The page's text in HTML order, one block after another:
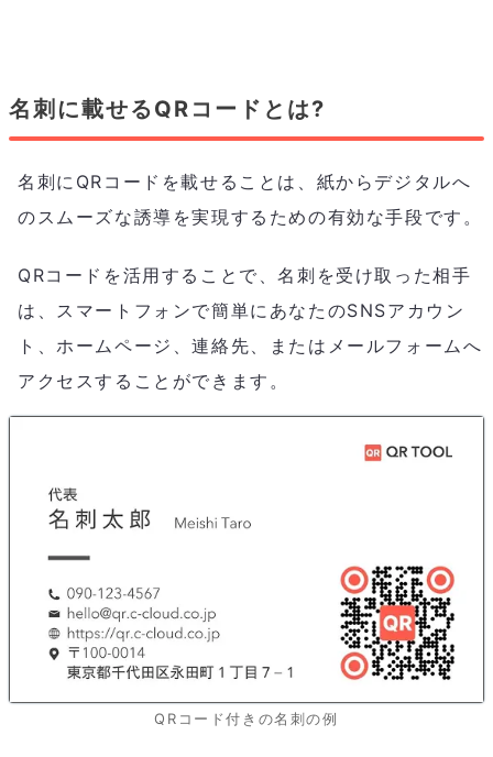
名刺に載せるQRコードとは?
名刺にQRコードを載せることは、紙からデジタルへ
のスムーズな誘導を実現するための有効な手段です。
QRコードを活用することで、名刺を受け取った相手
は、スマートフォンで簡単にあなたのSNSアカウン
ト、ホームページ、連絡先、またはメールフォームへ
アクセスすることができます。
QRコード付きの名刺の例